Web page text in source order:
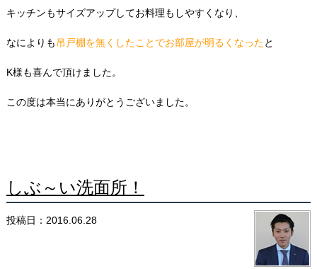
キッチンもサイズアップしてお料理もしやすくなり、
なによりも吊戸棚を無くしたことでお部屋が明るくなったと
K様も喜んで頂けました。
この度は本当にありがとうございました。
しぶ～い洗面所！
投稿日：2016.06.28